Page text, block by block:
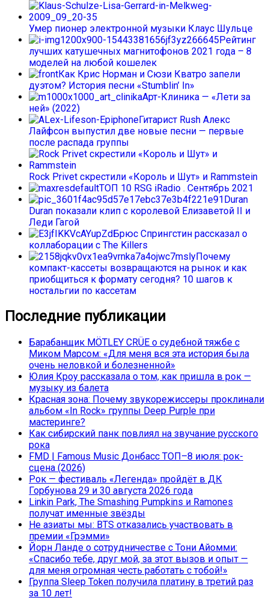
Умер пионер электронной музыки Клаус Шульце
Рейтинг
лучших катушечных магнитофонов 2021 года – 8
моделей на любой кошелек
Как Крис Норман и Сюзи Кватро запели
дуэтом? История песни «Stumblin’ In»
Арт-Клиника — «Лети за
ней» (2022)
Гитарист Rush Алекс
Лайфсон выпустил две новые песни — первые
после распада группы
Rock Privet скрестили «Король и Шут» и Rammstein
ТОП 10 RSG iRadio . Сентябрь 2021
Duran
Duran показали клип с королевой Елизаветой II и
Леди Гагой
Брюс Спрингстин рассказал о
коллаборации с The Killers
Почему
компакт-кассеты возвращаются на рынок и как
приобщиться к формату сегодня? 10 шагов к
ностальгии по кассетам
Последние публикации
Барабанщик MÖTLEY CRÜE о судебной тяжбе с
Миком Марсом: «Для меня вся эта история была
очень неловкой и болезненной»
Юлия Кроу рассказала о том, как пришла в рок —
музыку из балета
Красная зона: Почему звукорежиссеры проклинали
альбом «In Rock» группы Deep Purple при
мастеринге?
Как сибирский панк повлиял на звучание русского
рока
FMD | Famous Music Донбасс ТОП–8 июля: рок-
сцена (2026)
Рок — фестиваль «Легенда» пройдёт в ДК
Горбунова 29 и 30 августа 2026 года
Linkin Park, The Smashing Pumpkins и Ramones
получат именные звёзды
Не азиаты мы: BTS отказались участвовать в
премии «Грэмми»
Йорн Ланде о сотрудничестве с Тони Айомми:
«Спасибо тебе, друг мой, за этот вызов и опыт —
для меня огромная честь работать с тобой!»
Группа Sleep Token получила платину в третий раз
за 10 лет!